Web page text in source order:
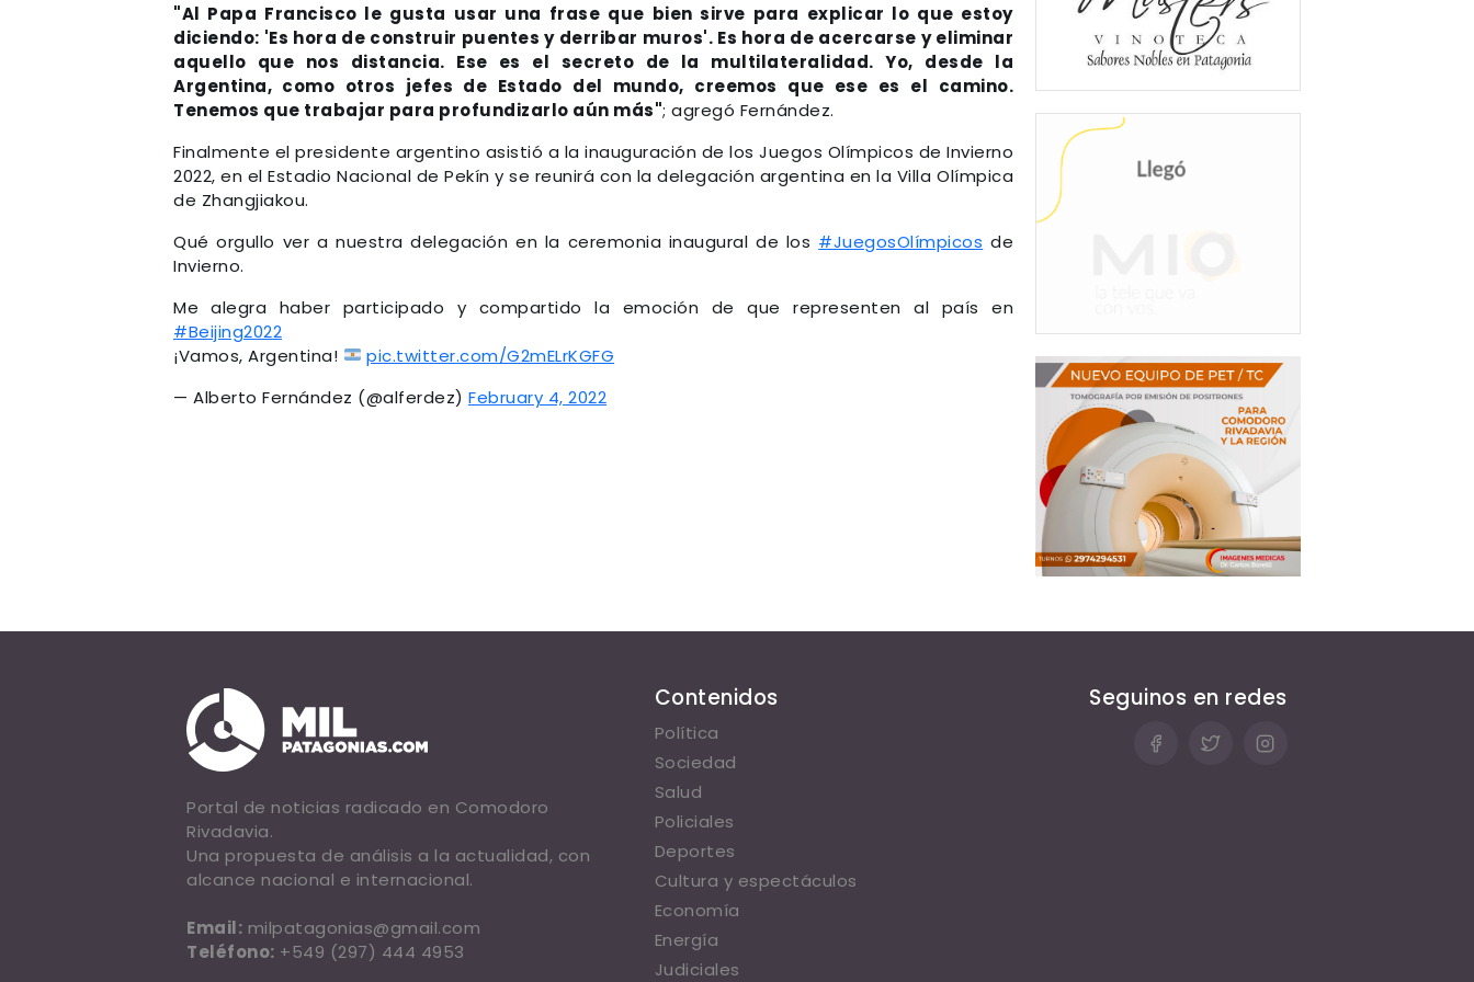
"Al Papa Francisco le gusta usar una frase que bien sirve para explicar lo que estoy
diciendo: 'Es hora de construir puentes y derribar muros'. Es hora de acercarse y eliminar
aquello que nos distancia. Ese es el secreto de la multilateralidad. Yo, desde la
Argentina, como otros jefes de Estado del mundo, creemos que ese es el camino.
Tenemos que trabajar para profundizarlo aún más"; agregó Fernández.
Finalmente el presidente argentino asistió a la inauguración de los Juegos Olímpicos de Invierno
2022, en el Estadio Nacional de Pekín y se reunirá con la delegación argentina en la Villa Olímpica
de Zhangjiakou.
Qué orgullo ver a nuestra delegación en la ceremonia inaugural de los #JuegosOlímpicos de
Invierno.
Me alegra haber participado y compartido la emoción de que representen al país en
#Beijing2022
¡Vamos, Argentina!
pic.twitter.com/G2mELrKGFG
— Alberto Fernández (@alferdez) February 4, 2022
Portal de noticias radicado en Comodoro
Rivadavia.
Una propuesta de análisis a la actualidad, con
alcance nacional e internacional.
Email: milpatagonias@gmail.com
Teléfono: +549 (297) 444 4953
Contenidos
Política
Sociedad
Salud
Policiales
Deportes
Cultura y espectáculos
Economía
Energía
Judiciales
Seguinos en redes